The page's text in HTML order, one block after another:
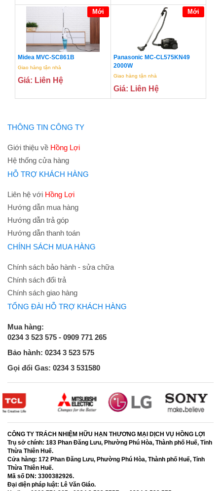
Mới
Midea MVC-SC861B
Giao hàng tận nhà
Giá: Liên Hệ
Mới
Panasonic MC-CL575KN49
2000W
Giao hàng tận nhà
Giá: Liên Hệ
THÔNG TIN CÔNG TY
Giới thiệu về Hồng Lợi
Hệ thống cửa hàng
HỖ TRỢ KHÁCH HÀNG
Liên hệ với Hồng Lợi
Hướng dẫn mua hàng
Hướng dẫn trả góp
Hướng dẫn thanh toán
CHÍNH SÁCH MUA HÀNG
Chính sách bảo hành - sửa chữa
Chính sách đổi trả
Chính sách giao hàng
TỔNG ĐÀI HỖ TRỢ KHÁCH HÀNG
Mua hàng:
0234 3 523 575 - 0909 771 265
Bảo hành: 0234 3 523 575
Gọi đổi Gas: 0234 3 531580
CÔNG TY TRÁCH NHIỆM HỮU HẠN THƯƠNG MẠI DỊCH VỤ HỒNG LỢI
Trụ sở chính: 183 Phan Đăng Lưu, Phường Phú Hòa, Thành phố Huế, Tỉnh
Thừa Thiên Huế.
Cửa hàng: 172 Phan Đăng Lưu, Phường Phú Hòa, Thành phố Huế, Tỉnh
Thừa Thiên Huế.
Mã số DN: 3300382926.
Đại diện pháp luật: Lê Văn Giáo.